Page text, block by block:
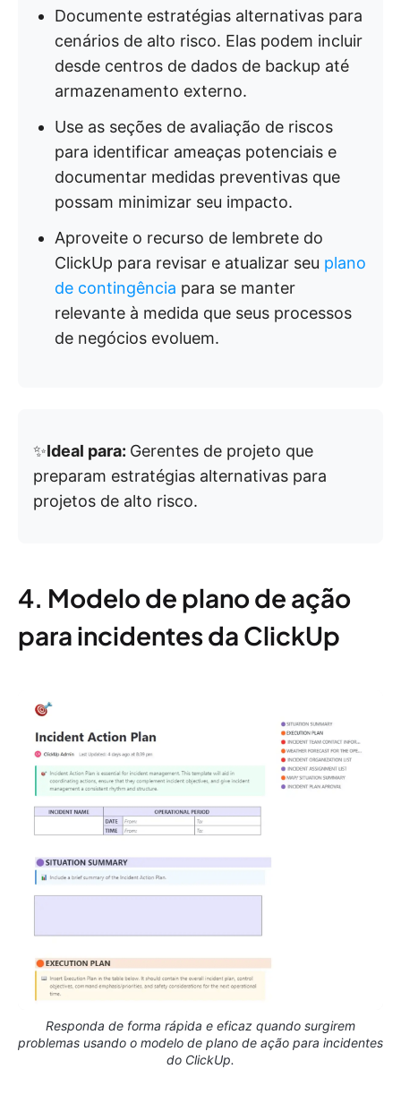
Documente estratégias alternativas para
cenários de alto risco. Elas podem incluir
desde centros de dados de backup até
armazenamento externo.
Use as seções de avaliação de riscos
para identificar ameaças potenciais e
documentar medidas preventivas que
possam minimizar seu impacto.
Aproveite o recurso de lembrete do
ClickUp para revisar e atualizar seu plano
de contingência para se manter
relevante à medida que seus processos
de negócios evoluem.
✨Ideal para: Gerentes de projeto que
preparam estratégias alternativas para
projetos de alto risco.
4. Modelo de plano de ação
para incidentes da ClickUp
Responda de forma rápida e eficaz quando surgirem
problemas usando o modelo de plano de ação para incidentes
do ClickUp.